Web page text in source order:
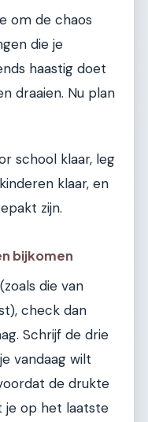
om de chaos
die je
haastig doet
draaien. Nu plan
school klaar, leg
klaar, en
zijn.
bijkomen
die van
check dan
Schrijf de drie
vandaag wilt
de drukte
je op het laatste